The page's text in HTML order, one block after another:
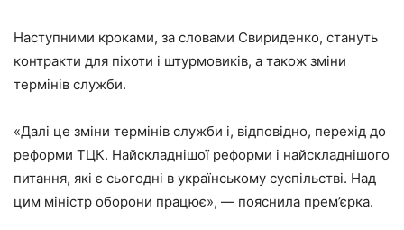
Наступними кроками, за словами Свириденко, стануть
контракти для піхоти і штурмовиків, а також зміни
термінів служби.
«Далі це зміни термінів служби і, відповідно, перехід до
реформи ТЦК. Найскладнішої реформи і найскладнішого
питання, які є сьогодні в українському суспільстві. Над
цим міністр оборони працює», — пояснила прем’єрка.